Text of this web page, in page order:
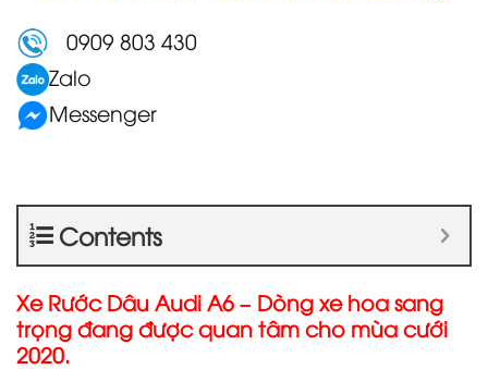
0909 803 430
Zalo
Messenger
Contents
Xe Rước Dâu Audi A6 – Dòng xe hoa sang
trọng đang được quan tâm cho mùa cưới
2020.